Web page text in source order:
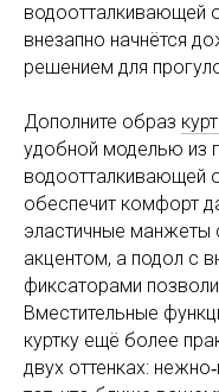
водоотталкивающей
внезапно начнётся
решением для
Дополните образ
удобной моделью из
водоотталкивающей
обеспечит комфорт
эластичные манжеты
акцентом, а подол с
фиксаторами
Вместительные
куртку ещё более
двух оттенках: